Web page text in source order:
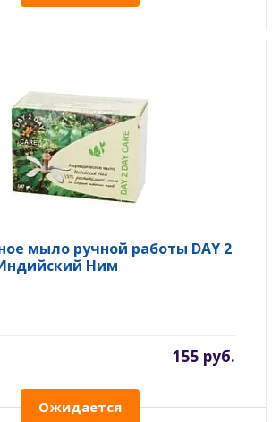
мыло ручной работы DAY 2
Индийский Ним
155 руб.
Ожидается